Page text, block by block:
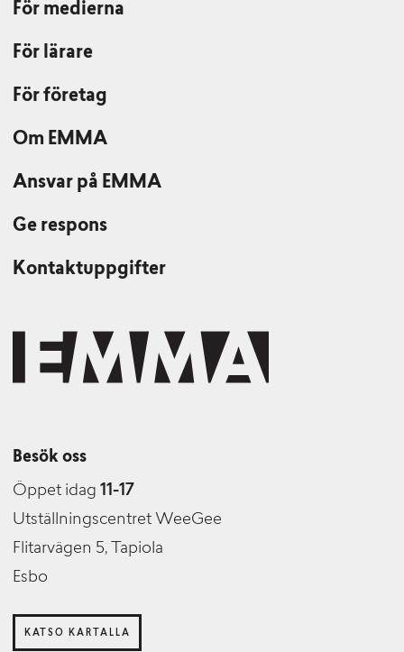
För medierna
För lärare
För företag
Om EMMA
Ansvar på EMMA
Ge respons
Kontaktuppgifter
Besök oss
Öppet idag 11-17
Utställningscentret WeeGee
Flitarvägen 5, Tapiola
Esbo
KATSO KARTALLA